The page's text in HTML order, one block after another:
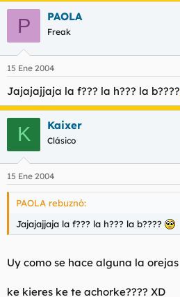
P!!
P PAOLA
Freak
15 Ene 2004
Jajajajjaja la f??? la h??? la b????
K Kaixer
Clásico
15 Ene 2004
PAOLA rebuznó:
Jajajajjaja la f??? la h??? la b????
Uy como se hace alguna la orejas
ke kieres ke te achorke???? XD